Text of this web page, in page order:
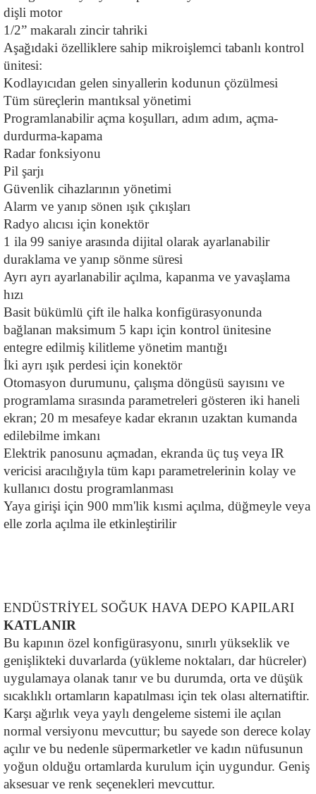
dişli motor
1/2” makaralı zincir tahriki
Aşağıdaki özelliklere sahip mikroişlemci tabanlı kontrol
ünitesi:
Kodlayıcıdan gelen sinyallerin kodunun çözülmesi
Tüm süreçlerin mantıksal yönetimi
Programlanabilir açma koşulları, adım adım, açma-
durdurma-kapama
Radar fonksiyonu
Pil şarjı
Güvenlik cihazlarının yönetimi
Alarm ve yanıp sönen ışık çıkışları
Radyo alıcısı için konektör
1 ila 99 saniye arasında dijital olarak ayarlanabilir
duraklama ve yanıp sönme süresi
Ayrı ayrı ayarlanabilir açılma, kapanma ve yavaşlama
hızı
Basit bükümlü çift ile halka konfigürasyonunda
bağlanan maksimum 5 kapı için kontrol ünitesine
entegre edilmiş kilitleme yönetim mantığı
İki ayrı ışık perdesi için konektör
Otomasyon durumunu, çalışma döngüsü sayısını ve
programlama sırasında parametreleri gösteren iki haneli
ekran; 20 m mesafeye kadar ekranın uzaktan kumanda
edilebilme imkanı
Elektrik panosunu açmadan, ekranda üç tuş veya IR
vericisi aracılığıyla tüm kapı parametrelerinin kolay ve
kullanıcı dostu programlanması
Yaya girişi için 900 mm'lik kısmi açılma, düğmeyle veya
elle zorla açılma ile etkinleştirilir
ENDÜSTRİYEL SOĞUK HAVA DEPO KAPILARI
KATLANIR
Bu kapının özel konfigürasyonu, sınırlı yükseklik ve
genişlikteki duvarlarda (yükleme noktaları, dar hücreler)
uygulamaya olanak tanır ve bu durumda, orta ve düşük
sıcaklıklı ortamların kapatılması için tek olası alternatiftir.
Karşı ağırlık veya yaylı dengeleme sistemi ile açılan
normal versiyonu mevcuttur; bu sayede son derece kolay
açılır ve bu nedenle süpermarketler ve kadın nüfusunun
yoğun olduğu ortamlarda kurulum için uygundur. Geniş
aksesuar ve renk seçenekleri mevcuttur.